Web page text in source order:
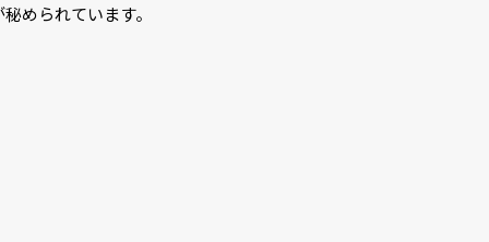
められています。